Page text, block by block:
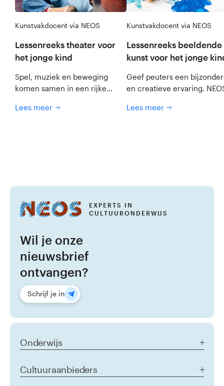
Kunstvakdocent via NEOS
Lessenreeks theater voor
het jonge kind
Spel, muziek en beweging
komen samen in een rijke
een lessenreeks theater voor
Lees meer
Kunstvakdocent via NEOS
Lessenreeks beeldende
kunst voor het jonge
Geef peuters een
en creatieve ervaring.
een lessenreeks beeldende
Lees meer
EXPERTS IN
CULTUURONDERWIJS
Wil je onze
nieuwsbrief
ontvangen?
Schrijf je in
Onderwijs
Het jonge kind
Cultuuraanbieders